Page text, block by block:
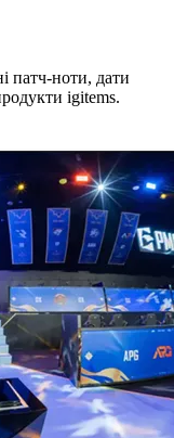
патч-ноти, дати
igitems.